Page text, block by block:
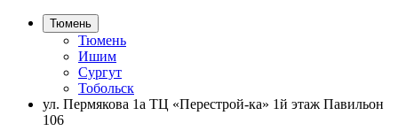
Тюмень
Тюмень
Ишим
Сургут
Тобольск
ул. Пермякова 1а ТЦ «Перестрой-ка» 1й этаж Павильон
106